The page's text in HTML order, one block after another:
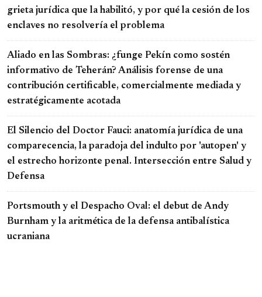
grieta jurídica que la habilitó, y por qué la cesión de los
enclaves no resolvería el problema
Aliado en las Sombras: ¿funge Pekín como sostén
informativo de Teherán? Análisis forense de una
contribución certificable, comercialmente mediada y
estratégicamente acotada
El Silencio del Doctor Fauci: anatomía jurídica de una
comparecencia, la paradoja del indulto por 'autopen' y
el estrecho horizonte penal. Intersección entre Salud y
Defensa
Portsmouth y el Despacho Oval: el debut de Andy
Burnham y la aritmética de la defensa antibalística
ucraniana